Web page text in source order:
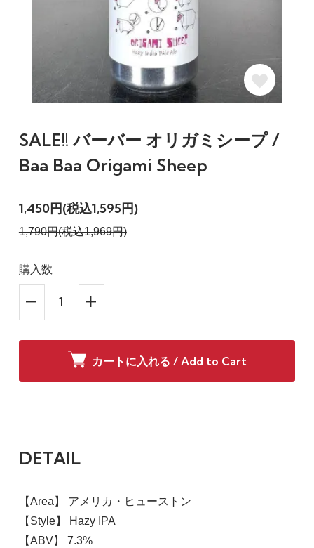
SALE!! バーバー オリガミシープ /
Baa Baa Origami Sheep
1,450円(税込1,595円)
1,790円(税込1,969円)
購入数
カートに入れる / Add to Cart
DETAIL
【Area】 アメリカ・ヒューストン
【Style】 Hazy IPA
【ABV】 7.3%